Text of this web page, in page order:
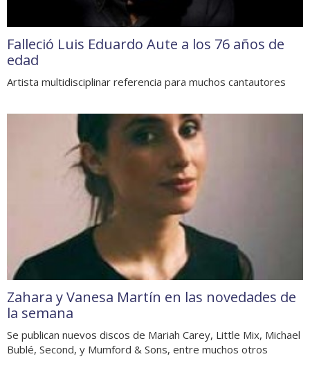
Falleció Luis Eduardo Aute a los 76 años de
edad
Artista multidisciplinar referencia para muchos cantautores
Zahara y Vanesa Martín en las novedades de
la semana
Se publican nuevos discos de Mariah Carey, Little Mix, Michael
Bublé, Second, y Mumford & Sons, entre muchos otros